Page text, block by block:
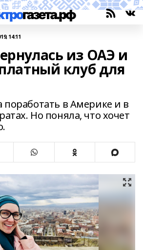
14:11
из ОАЭ и
клуб для
поработать в Америке и в
Но поняла, что хочет